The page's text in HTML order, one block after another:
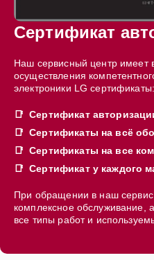
Сертификат
Наш сервисный центр имеет
осуществления
электроники LG сертификаты:
Сертификат
Сертификаты на всё
Сертификаты на все
Сертификат у каждого
При обращении в наш
комплексное обслуживание,
все типы работ и